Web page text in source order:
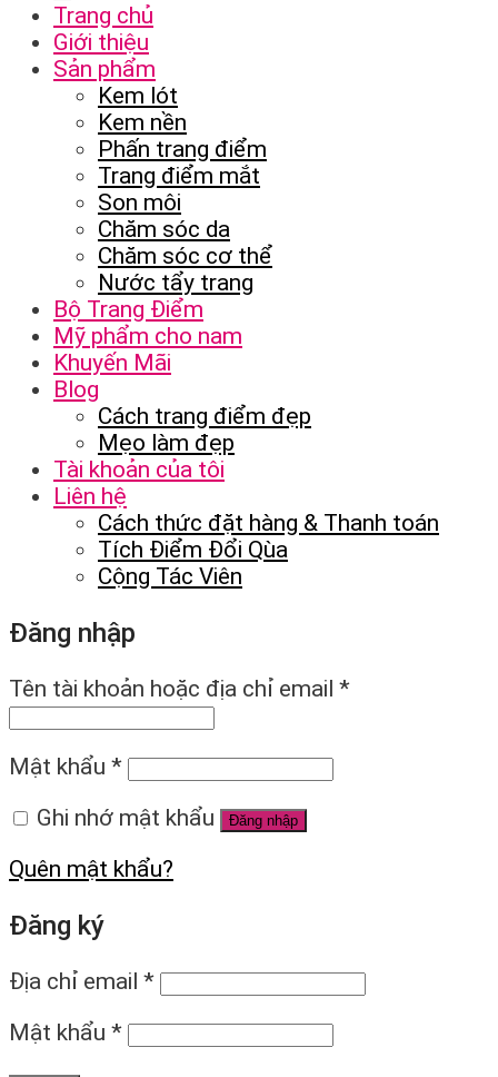
Trang chủ
Giới thiệu
Sản phẩm
Kem lót
Kem nền
Phấn trang điểm
Trang điểm mắt
Son môi
Chăm sóc da
Chăm sóc cơ thể
Nước tẩy trang
Bộ Trang Điểm
Mỹ phẩm cho nam
Khuyến Mãi
Blog
Cách trang điểm đẹp
Mẹo làm đẹp
Tài khoản của tôi
Liên hệ
Cách thức đặt hàng & Thanh toán
Tích Điểm Đổi Qùa
Cộng Tác Viên
Đăng nhập
Tên tài khoản hoặc địa chỉ email *
Mật khẩu *
Ghi nhớ mật khẩu
Đăng nhập
Quên mật khẩu?
Đăng ký
Địa chỉ email *
Mật khẩu *